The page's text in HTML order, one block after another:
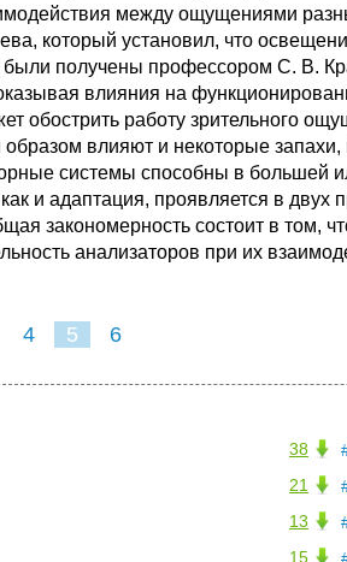
между ощущениями
который установил, что
были по­лучены профессором С. В.
влияния на
обострить работу зрительного
влияют и некоторые
системы способны в большей
и адаптация, проявляется в двух
закономерность состоит в том,
анализаторов при их
4 5 6
38
21
13
15